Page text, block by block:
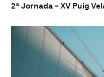
2ª Jornada – XV Puig